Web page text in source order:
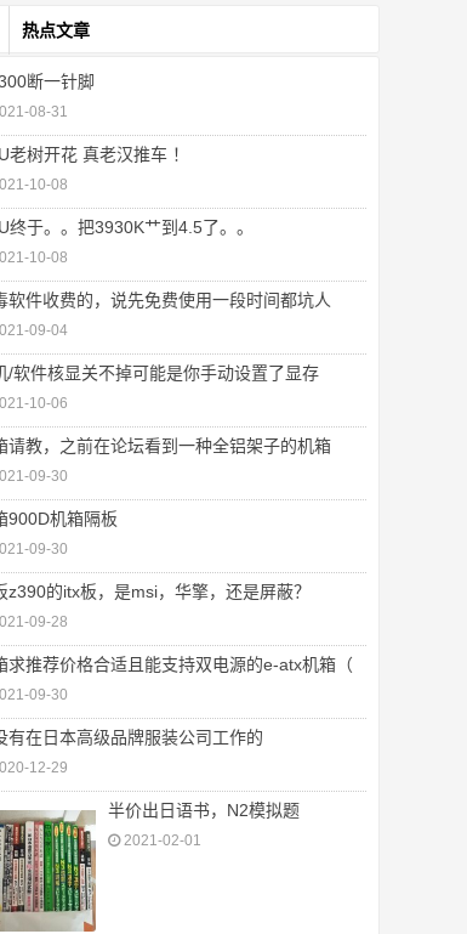
热点文章
断一针脚
08-31
老树开花 真老汉推车 ！
10-08
终于。。把3930K艹到4.5了。。
10-08
软件收费的，说先免费使用一段时间都坑人
09-04
/软件核显关不掉可能是你手动设置了显存
10-06
请教，之前在论坛看到一种全铝架子的机箱
09-30
900D机箱隔板
09-30
z390的itx板，是msi，华擎，还是屏蔽？
09-28
求推荐价格合适且能支持双电源的e-atx机箱（
09-30
有在日本高级品牌服装公司工作的
12-29
半价出日语书，N2模拟题
2021-02-01